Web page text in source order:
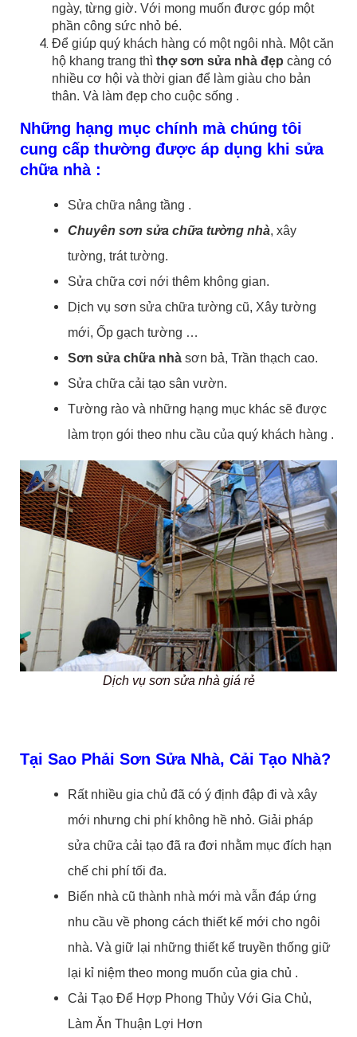
ngày, từng giờ. Với mong muốn được góp một
phần công sức nhỏ bé.
Để giúp quý khách hàng có một ngôi nhà. Một căn
hộ khang trang thì thợ sơn sửa nhà đẹp càng có
nhiều cơ hội và thời gian để làm giàu cho bản
thân. Và làm đẹp cho cuộc sống .
Những hạng mục chính mà chúng tôi
cung cấp thường được áp dụng khi sửa
chữa nhà :
Sửa chữa nâng tầng .
Chuyên sơn sửa chữa tường nhà, xây
tường, trát tường.
Sửa chữa cơi nới thêm không gian.
Dịch vụ sơn sửa chữa tường cũ, Xây tường
mới, Ốp gạch tường …
Sơn sửa chữa nhà sơn bả, Trần thạch cao.
Sửa chữa cải tạo sân vườn.
Tường rào và những hạng mục khác sẽ được
làm trọn gói theo nhu cầu của quý khách hàng .
Dịch vụ sơn sửa nhà giá rẻ
Tại Sao Phải Sơn Sửa Nhà, Cải Tạo Nhà?
Rất nhiều gia chủ đã có ý định đập đi và xây
mới nhưng chi phí không hề nhỏ. Giải pháp
sửa chữa cải tạo đã ra đơi nhằm mục đích hạn
chế chi phí tối đa.
Biến nhà cũ thành nhà mới mà vẫn đáp ứng
nhu cầu về phong cách thiết kế mới cho ngôi
nhà. Và giữ lại những thiết kế truyền thống giữ
lại kỉ niệm theo mong muốn của gia chủ .
Cải Tạo Để Hợp Phong Thủy Với Gia Chủ,
Làm Ăn Thuận Lợi Hơn